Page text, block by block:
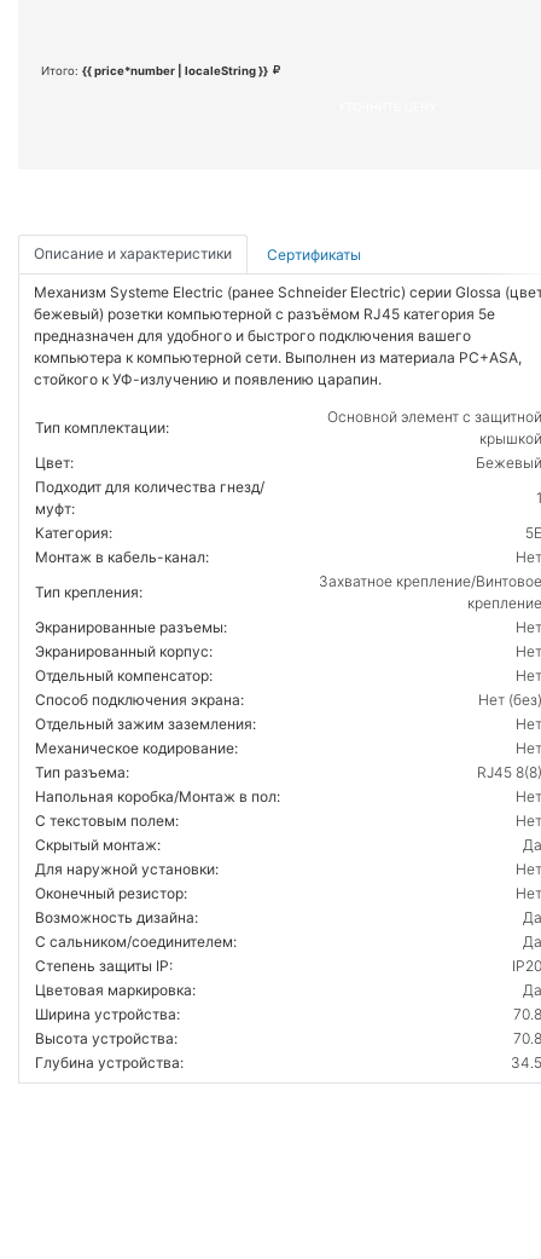
Итого: {{ price*number | localeString }}
Описание и характеристики Сертификаты
Механизм Systeme Electric (ранее Schneider Electric) серии Glossa
бежевый) розетки компьютерной с разъёмом RJ45 категория 5е
предназначен для удобного и быстрого подключения вашего
компьютера к компьютерной сети. Выполнен из материала PС+ASA,
стойкого к УФ-излучению и появлению царапин.
Тип комплектации:
Основной элемент с защитной
крышкой
Цвет:
Бежевый
Подходит для количества гнезд/
муфт:
1
Категория:
5E
Монтаж в кабель-канал:
Нет
Тип крепления:
Захватное крепление/Винтовое
крепление
Экранированные разъемы:
Нет
Экранированный корпус:
Нет
Отдельный компенсатор:
Нет
Способ подключения экрана:
Нет (без)
Отдельный зажим заземления:
Нет
Механическое кодирование:
Нет
Тип разъема:
RJ45 8(8)
Напольная коробка/Монтаж в пол:
Нет
С текстовым полем:
Нет
Скрытый монтаж:
Да
Для наружной установки:
Нет
Оконечный резистор:
Нет
Возможность дизайна:
Да
С сальником/соединителем:
Да
Степень защиты IP:
IP20
Цветовая маркировка:
Да
Ширина устройства:
70.8
Высота устройства:
70.8
Глубина устройства:
34.5